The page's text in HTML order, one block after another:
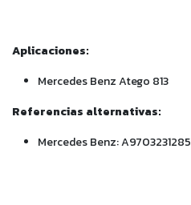
Aplicaciones:
Mercedes Benz Atego 813
Referencias alternativas:
Mercedes Benz: A9703231285